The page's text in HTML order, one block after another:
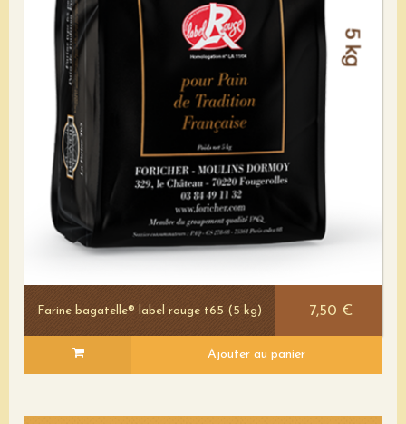
Farine bagatelle® label rouge t65 (5 kg) 7,50 €
Ajouter au panier